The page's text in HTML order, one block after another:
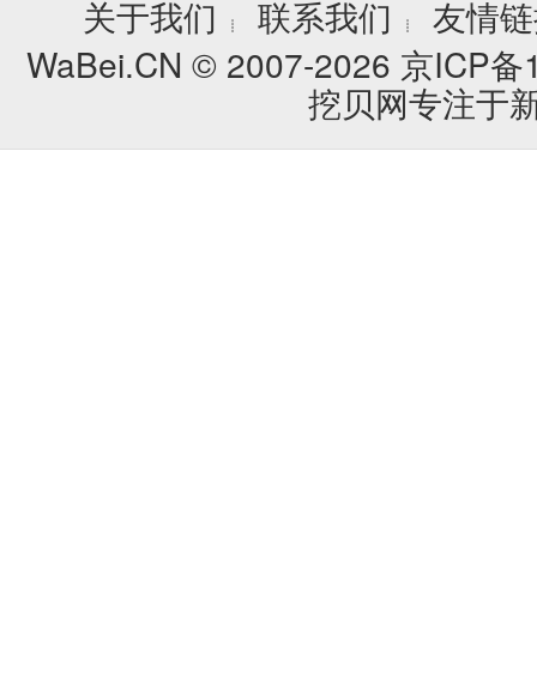
关于我们
┊ 联系我们 ┊
友情
WaBei.CN © 2007-2026 京ICP
挖贝网专注于